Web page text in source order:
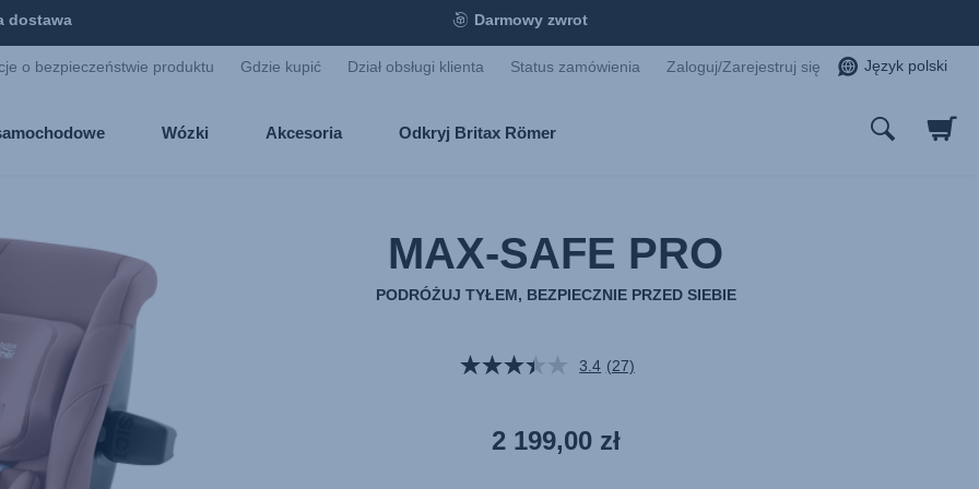
dostawa Darmowy zwrot
o bezpieczeństwie produktu Gdzie kupić Dział obsługi klienta Status zamówienia Zaloguj/Zarejestruj się Język polski
Wózki Akcesoria Odkryj Britax Römer
MAX-SAFE PRO
PODRÓŻUJ TYŁEM, BEZPIECZNIE PRZED SIEBIE
3.4 Czytaj
do
(27)
2 199,00 zł